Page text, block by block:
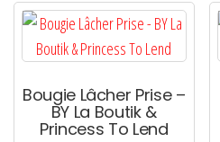
Bougie Lâcher Prise –
BY La Boutik &
Princess To Lend